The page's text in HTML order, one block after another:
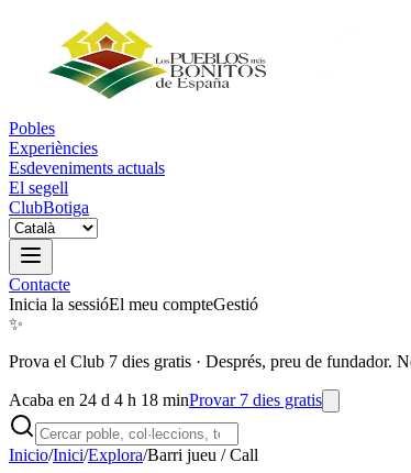
Pobles
Experiències
Esdeveniments actuals
El segell
ClubBotiga
Contacte
Inicia la sessióEl meu compteGestió
✨
Prova el Club 7 dies gratis · Després, preu de fundador.
Acaba en 24 d 4 h 18 minProvar 7 dies gratis
Inicio/Inici/Explora/Barri jueu / Call